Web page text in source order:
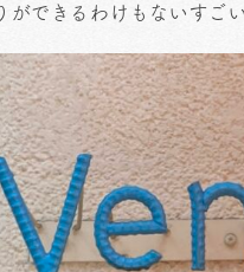
できるわけもないすご